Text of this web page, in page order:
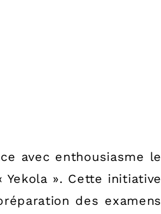
avec enthousiasme le
». Cette initiative
des examens